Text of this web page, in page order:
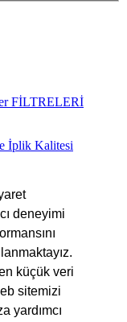
deneyimi
küçük veri
sitemizi
yardımcı
FİLTRELERİ
Kalitesi